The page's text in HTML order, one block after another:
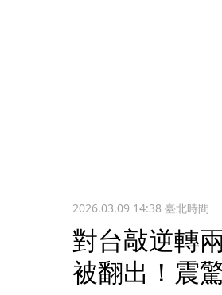
2026.03.09 14:38臺北時間
對台敲逆轉
被翻出！震